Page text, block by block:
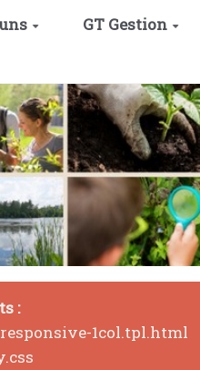
GT Gestion
:
1col.tpl.html